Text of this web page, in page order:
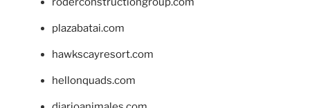
plazabatai.com
hawkscayresort.com
hellonquads.com